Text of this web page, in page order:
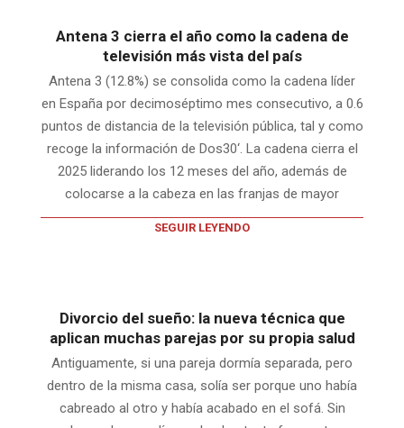
Antena 3 cierra el año como la cadena de
televisión más vista del país
Antena 3 (12.8%) se consolida como la cadena líder
en España por decimoséptimo mes consecutivo, a 0.6
puntos de distancia de la televisión pública, tal y como
recoge la información de Dos30‘. La cadena cierra el
2025 liderando los 12 meses del año, además de
colocarse a la cabeza en las franjas de mayor
SEGUIR LEYENDO
Divorcio del sueño: la nueva técnica que
aplican muchas parejas por su propia salud
Antiguamente, si una pareja dormía separada, pero
dentro de la misma casa, solía ser porque uno había
cabreado al otro y había acabado en el sofá. Sin